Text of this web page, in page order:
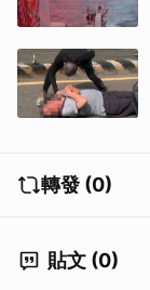
轉發 (0)
貼文 (0)